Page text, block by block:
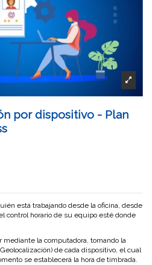
por dispositivo - Plan
está trabajando desde la oficina, desde
control horario de su equipo esté donde
mediante la computadora, tomando la
de cada dispositivo, el cual
se establecerá la hora de timbrada.